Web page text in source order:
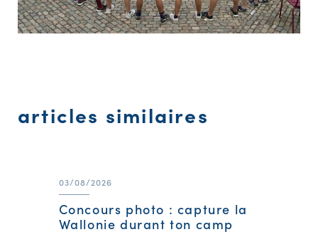
articles similaires
03/08/2026
Concours photo : capture la
Wallonie durant ton camp